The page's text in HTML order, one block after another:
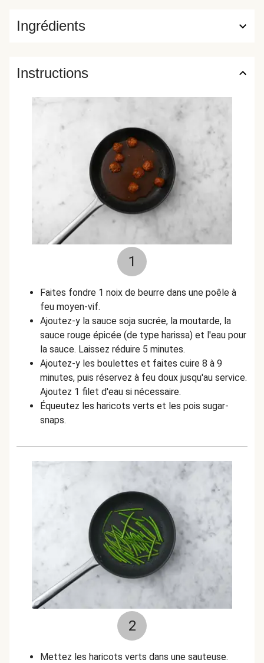
Ingrédients
Instructions
1
Faites fondre 1 noix de beurre dans une poêle à
feu moyen-vif.
Ajoutez-y la sauce soja sucrée, la moutarde, la
sauce rouge épicée (de type harissa) et l'eau pour
la sauce. Laissez réduire 5 minutes.
Ajoutez-y les boulettes et faites cuire 8 à 9
minutes, puis réservez à feu doux jusqu'au service.
Ajoutez 1 filet d'eau si nécessaire.
Équeutez les haricots verts et les pois sugar-
snaps.
2
Mettez les haricots verts dans une sauteuse.